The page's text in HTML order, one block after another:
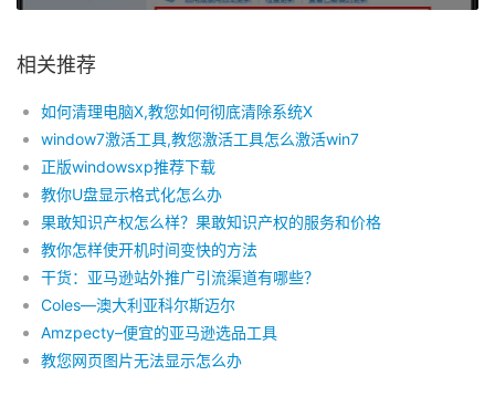
相关推荐
如何清理电脑X,教您如何彻底清除系统X
window7激活工具,教您激活工具怎么激活win7
正版windowsxp推荐下载
教你U盘显示格式化怎么办
果敢知识产权怎么样？果敢知识产权的服务和价格
教你怎样使开机时间变快的方法
干货：亚马逊站外推广引流渠道有哪些？
Coles—澳大利亚科尔斯迈尔
Amzpecty–便宜的亚马逊选品工具
教您网页图片无法显示怎么办